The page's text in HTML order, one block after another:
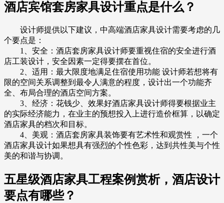
酒店宾馆套房家具设计重点是什么？
设计师提供以下建议，中高端酒店家具设计需要考虑的几
个要点是：
1、安全：酒店套房家具设计师要重视住宿的安全进行酒
店工装设计，安全因素一定得要摆在首位。
2、适用：最大限度地满足住宿使用功能 设计师若想将有
限的空间关系调整到最令人满意的程度，设计出一个功能齐
全、布局合理的酒店空间方案。
3、经济：花钱少、效果好酒店家具设计师得要根据业主
的实际经济能力，在业主的预想投入上进行造价框算，以确定
酒店家具的档次和目标。
4、美观：酒店套房家具装饰要有艺术性和观赏性 ，一个
酒店家具设计如果想具有强烈的个性色彩，达到共性美与个性
美的和谐与协调。
五星级酒店家具工程案例赏析，酒店设计
要点有哪些？